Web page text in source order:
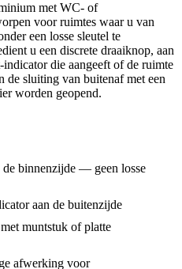
met WC- of
voor ruimtes waar u van
een losse sleutel te
u een discrete draaiknop, aan
die aangeeft of de ruimte
sluiting van buitenaf met een
worden geopend.
de binnenzijde — geen losse
aan de buitenzijde
muntstuk of platte
afwerking voor